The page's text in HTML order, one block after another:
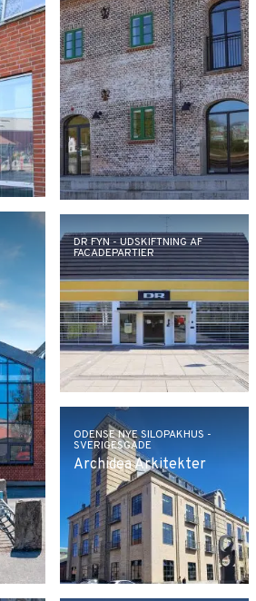
DR FYN - UDSKIFTNING AF
FACADEPARTIER
ODENSE NYE SILOPAKHUS -
SVERIGESGADE
Archidea Arkitekter